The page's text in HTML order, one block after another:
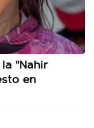
"Nahir
en